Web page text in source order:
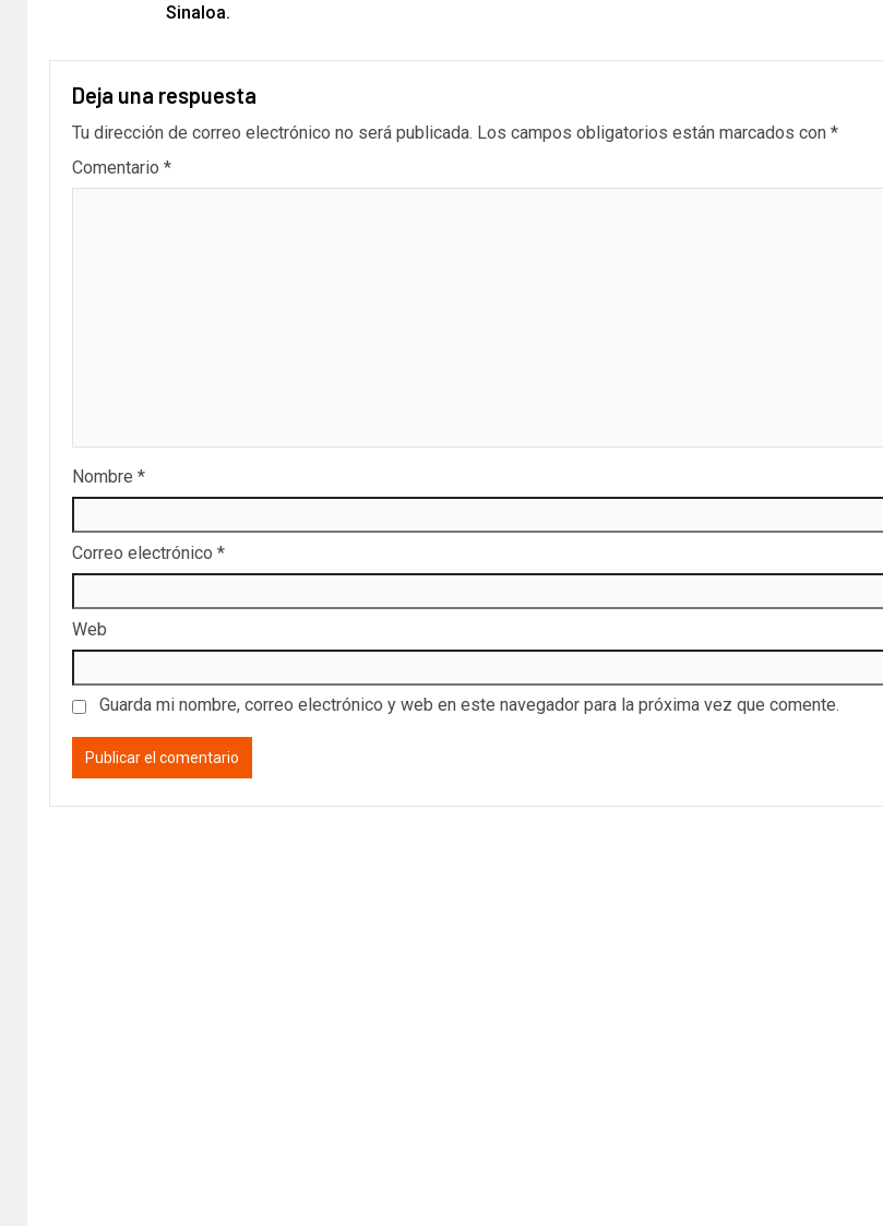
Sinaloa.
Deja una respuesta
Tu dirección de correo electrónico no será publicada. Los campos obligatorios están marcados con *
Comentario *
Nombre *
Correo electrónico *
Web
Guarda mi nombre, correo electrónico y web en este navegador para la próxima vez que comente.